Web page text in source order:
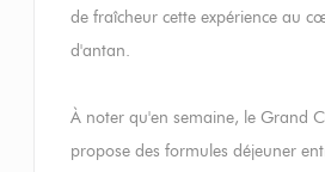
de fraîcheur cette expérience au
d'antan.
À noter qu'en semaine, le Grand
propose des formules déjeuner